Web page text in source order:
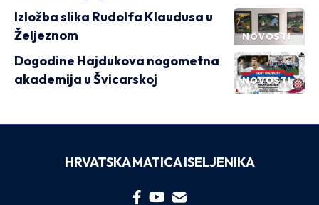
NOVOSTI
Izložba slika Rudolfa Klaudusa u
Željeznom
NOVOSTI
Dogodine Hajdukova nogometna
akademija u Švicarskoj
HRVATSKA MATICA ISELJENIKA